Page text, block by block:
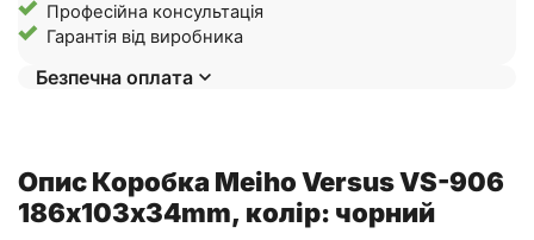
Професійна консультація
Гарантія від виробника
Безпечна оплата
Опис Коробка Meiho Versus VS-906
186х103х34mm, колір: чорний